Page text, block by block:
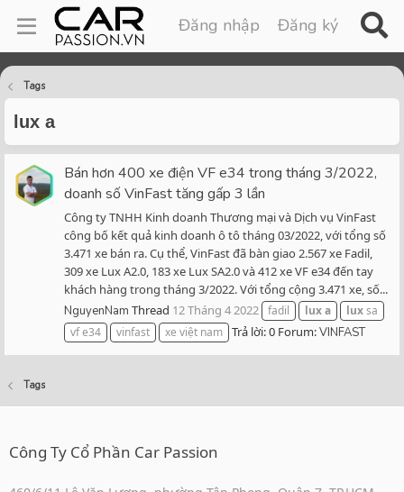
Đăng nhập Đăng ký
Tags
lux a
Bán hơn 400 xe điện VF e34 trong tháng 3/2022,
doanh số VinFast tăng gấp 3 lần
Công ty TNHH Kinh doanh Thương mại và Dịch vụ VinFast
công bố kết quả kinh doanh ô tô tháng 03/2022, với tổng số
3.471 xe bán ra. Cụ thể, VinFast đã bàn giao 2.567 xe Fadil,
309 xe Lux A2.0, 183 xe Lux SA2.0 và 412 xe VF e34 đến tay
khách hàng trong tháng 3/2022. Với tổng cộng 3.471 xe, số...
NguyenNam Thread 12 Tháng 4 2022 fadil luxa luxsa
vf e34
vinfast xe việt nam Trả lời: 0 Forum:VINFAST
Tags
Công Ty Cổ Phần Car Passion